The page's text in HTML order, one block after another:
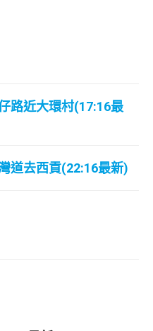
路近大環村(17:16最
道去西貢(22:16最新)